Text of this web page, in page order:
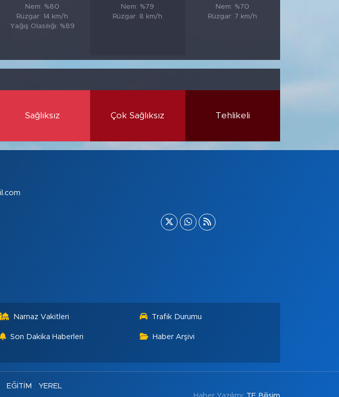
Nem: %80
Rüzgar: 14 km/h
Yağış Olasılığı: %89
Nem: %79
Rüzgar: 8 km/h
Nem: %70
Rüzgar: 7 km/h
Sağlıksız Çok Sağlıksız Tehlikeli
Namaz Vakitleri Trafik Durumu
Son Dakika Haberleri Haber Arşivi
EĞİTİM
YEREL